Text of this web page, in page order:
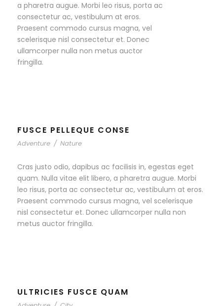
a pharetra augue. Morbi leo risus, porta ac
consectetur ac, vestibulum at eros.
Praesent commodo cursus magna, vel
scelerisque nisl consectetur et. Donec
ullamcorper nulla non metus auctor
fringilla.
FUSCE PELLEQUE CONSE
Adventure / Nature
Cras justo odio, dapibus ac facilisis in, egestas eget
quam. Nulla vitae elit libero, a pharetra augue. Morbi
leo risus, porta ac consectetur ac, vestibulum at eros.
Praesent commodo cursus magna, vel scelerisque
nisl consectetur et. Donec ullamcorper nulla non
metus auctor fringilla.
ULTRICIES FUSCE QUAM